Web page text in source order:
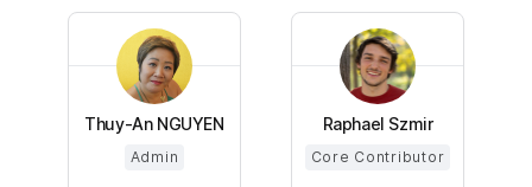
Thuy-An NGUYEN
Admin
Raphael Szmir
Core Contributor